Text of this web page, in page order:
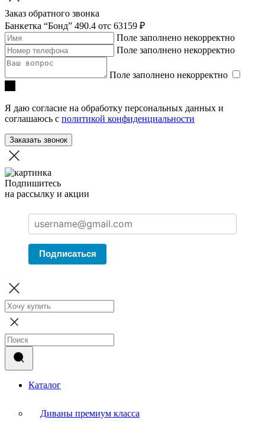
Заказ обратного звонка
Банкетка “Бонд” 490.4 отc 63159 ₽
Поле заполнено некорректно
Поле заполнено некорректно
Поле заполнено некорректно
Я даю согласие на обработку персональных данных и
соглашаюсь с политикой конфиденциальности
Заказать звонок
Подпишитесь
на рассылку и акции
Подписаться
Каталог
Диваны премиум класса